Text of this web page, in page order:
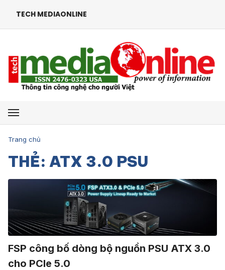
TECH MEDIAONLINE
Mở menu
Trang chủ
THẺ: ATX 3.0 PSU
FSP công bố dòng bộ nguồn PSU ATX 3.0
cho PCIe 5.0